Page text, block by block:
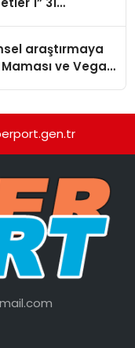
araştırmaya
ve Vegan